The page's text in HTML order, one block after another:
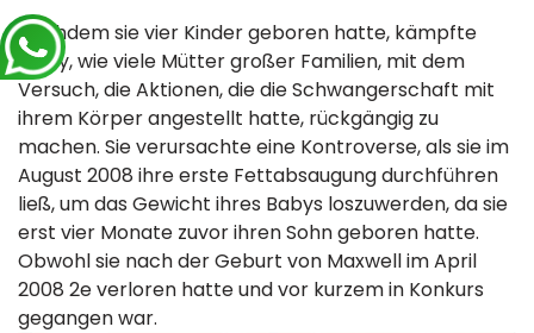
Nachdem sie vier Kinder geboren hatte, kämpfte
Kerry, wie viele Mütter großer Familien, mit dem
Versuch, die Aktionen, die die Schwangerschaft mit
ihrem Körper angestellt hatte, rückgängig zu
machen. Sie verursachte eine Kontroverse, als sie im
August 2008 ihre erste Fettabsaugung durchführen
ließ, um das Gewicht ihres Babys loszuwerden, da sie
erst vier Monate zuvor ihren Sohn geboren hatte.
Obwohl sie nach der Geburt von Maxwell im April
2008 2e verloren hatte und vor kurzem in Konkurs
gegangen war.